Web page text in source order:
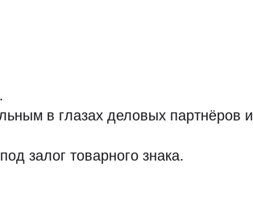
в глазах деловых партнёров и
залог товарного знака.